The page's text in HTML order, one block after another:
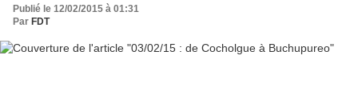
Publié le 12/02/2015 à 01:31
Par FDT